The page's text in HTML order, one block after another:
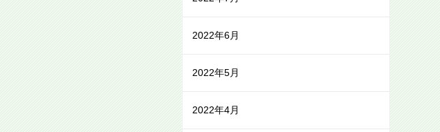
2022年6月
2022年5月
2022年4月